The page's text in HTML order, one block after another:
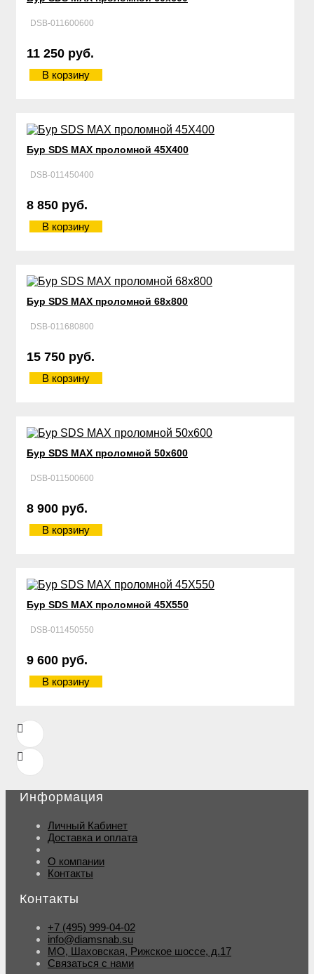
DSB-011600600
11 250 руб.
В корзину
Бур SDS MAX проломной 45Х400
DSB-011450400
8 850 руб.
В корзину
Бур SDS MAX проломной 68х800
DSB-011680800
15 750 руб.
В корзину
Бур SDS MAX проломной 50х600
DSB-011500600
8 900 руб.
В корзину
Бур SDS MAX проломной 45Х550
DSB-011450550
9 600 руб.
В корзину
Информация
Личный Кабинет
Доставка и оплата
О компании
Контакты
Контакты
+7 (495) 999-04-02
info@diamsnab.su
МО, Шаховская, Рижское шоссе, д.17
Связаться с нами